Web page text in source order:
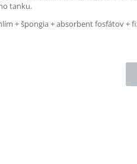
tanku.
+ špongia + absorbent fosfátov +